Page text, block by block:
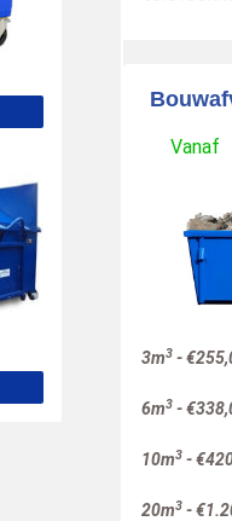
Vanaf
3m3 -€
6m3 -€
10m3 -€
20m3 -€